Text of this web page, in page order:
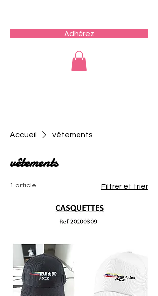
Adhérez
Accueil vêtements
vêtements
1 article Filtrer et trier